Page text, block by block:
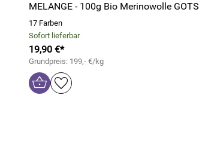
MELANGE - 100g Bio Merinowolle GOTS
17 Farben
Sofort lieferbar
19,90 €*
Grundpreis: 199,- €/kg